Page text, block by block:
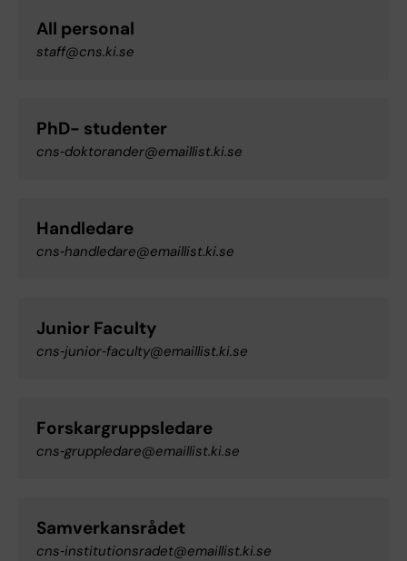
All personal
staff@cns.ki.se
PhD- studenter
cns‑doktorander@emaillist.ki.se
Handledare
cns‑handledare@emaillist.ki.se
Junior Faculty
cns‑junior‑faculty@emaillist.ki.se
Forskargruppsledare
cns‑gruppledare@emaillist.ki.se
Samverkansrådet
cns‑institutionsradet@emaillist.ki.se